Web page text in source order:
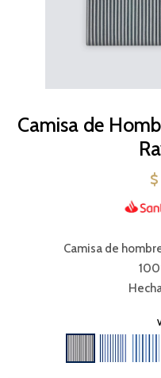
Camisa de
$
Camisa de